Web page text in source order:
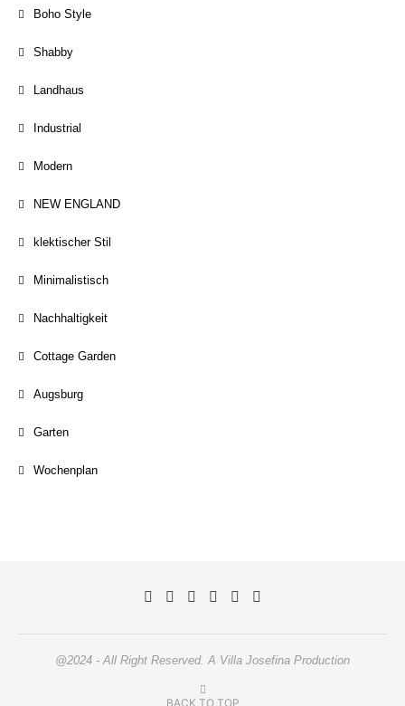
Boho Style
Shabby
Landhaus
Industrial
Modern
NEW ENGLAND
klektischer Stil
Minimalistisch
Nachhaltigkeit
Cottage Garden
Augsburg
Garten
Wochenplan
@2024 - All Right Reserved. A Villa Josefina Production
BACK TO TOP